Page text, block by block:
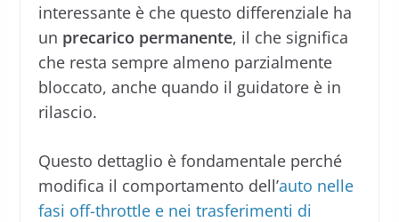
interessante è che questo differenziale ha
un precarico permanente, il che significa
che resta sempre almeno parzialmente
bloccato, anche quando il guidatore è in
rilascio.
Questo dettaglio è fondamentale perché
modifica il comportamento dell’auto nelle
fasi off-throttle e nei trasferimenti di